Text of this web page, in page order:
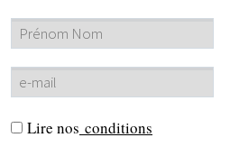
Lire nos conditions